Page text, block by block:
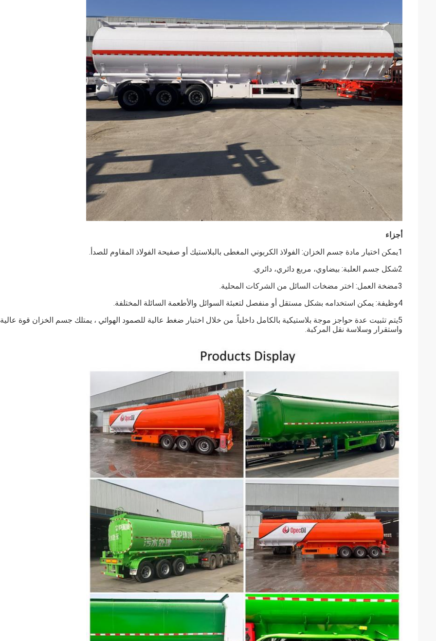
أجزاء
1يمكن اختيار مادة جسم الخزان: الفولاذ الكربوني المغطى بالبلاستيك أو صفيحة الفولاذ المقاوم للصدأ.
2شكل جسم العلبة: بيضاوي، مربع دائري، دائري.
3مضخة العمل: اختر مضخات السائل من الشركات المحلية.
4وظيفة: يمكن استخدامه بشكل مستقل أو منفصل لتعبئة السوائل والأطعمة السائلة المختلفة.
5يتم تثبيت عدة حواجز موجة بلاستيكية بالكامل داخلياً. من خلال اختبار ضغط عالية للصمود الهوائي ، يمتلك جسم الخزان قوة عالية
واستقرار وسلاسة نقل المركبة.